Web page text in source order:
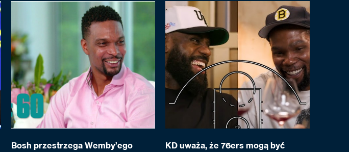
Bosh przestrzega Wemby’ego
KD uważa, że 76ers mogą być